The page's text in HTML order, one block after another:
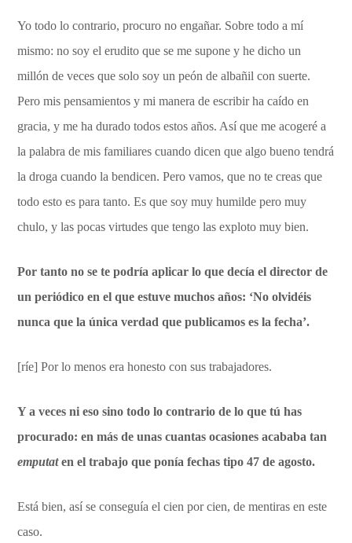
Yo todo lo contrario, procuro no engañar. Sobre todo a mí
mismo: no soy el erudito que se me supone y he dicho un
millón de veces que solo soy un peón de albañil con suerte.
Pero mis pensamientos y mi manera de escribir ha caído en
gracia, y me ha durado todos estos años. Así que me acogeré a
la palabra de mis familiares cuando dicen que algo bueno tendrá
la droga cuando la bendicen. Pero vamos, que no te creas que
todo esto es para tanto. Es que soy muy humilde pero muy
chulo, y las pocas virtudes que tengo las exploto muy bien.
Por tanto no se te podría aplicar lo que decía el director de
un periódico en el que estuve muchos años: ‘No olvidéis
nunca que la única verdad que publicamos es la fecha’.
[ríe] Por lo menos era honesto con sus trabajadores.
Y a veces ni eso sino todo lo contrario de lo que tú has
procurado: en más de unas cuantas ocasiones acababa tan
emputaten el trabajo que ponía fechas tipo 47 de agosto.
Está bien, así se conseguía el cien por cien, de mentiras en este
caso.